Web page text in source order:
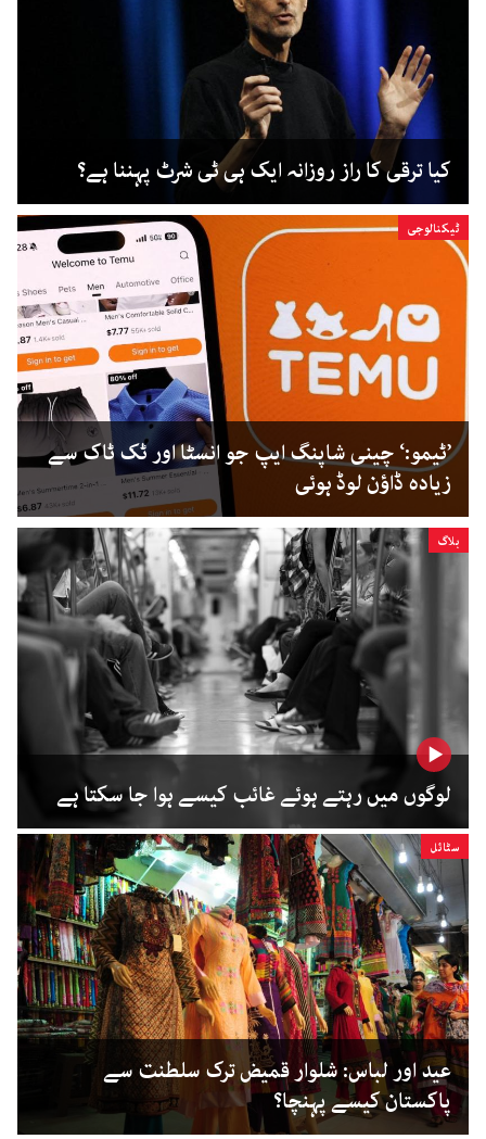
کیا ترقی کا راز روزانہ ایک ہی ٹی شرٹ پہننا ہے؟
ٹیکنالوجی
’ٹیمو:‘ چینی شاپنگ ایپ جو انسٹا اور ٹک ٹاک سے
زیادہ ڈاؤن لوڈ ہوئی
بلاگ
لوگوں میں رہتے ہوئے غائب کیسے ہوا جا سکتا ہے
سٹائل
عید اور لباس: شلوار قمیض ترک سلطنت سے
پاکستان کیسے پہنچا؟